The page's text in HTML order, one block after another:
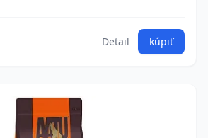
Detail kúpiť